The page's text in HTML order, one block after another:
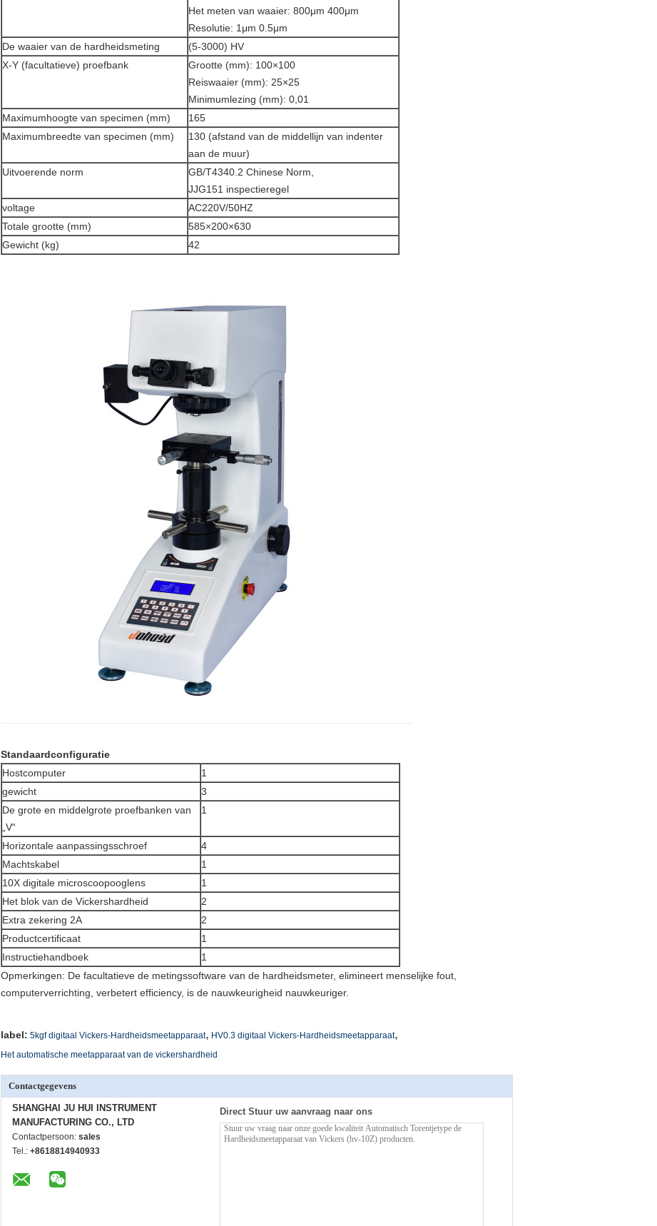
Het meten van waaier: 800μm 400μm
Resolutie: 1μm 0.5μm
De waaier van de hardheidsmeting
(5-3000) HV
X-Y (facultatieve) proefbank
Grootte (mm): 100×100
Reiswaaier (mm): 25×25
Minimumlezing (mm): 0,01
Maximumhoogte van specimen (mm)
165
Maximumbreedte van specimen (mm)
130 (afstand van de middellijn van indenter
aan de muur)
Uitvoerende norm
GB/T4340.2 Chinese Norm,
JJG151 inspectieregel
voltage
AC220V/50HZ
Totale grootte (mm)
585×200×630
Gewicht (kg)
42
Standaardconfiguratie
Hostcomputer
1
gewicht
3
De grote en middelgrote proefbanken van
„V“
1
Horizontale aanpassingsschroef
4
Machtskabel
1
10X digitale microscoopooglens
1
Het blok van de Vickershardheid
2
Extra zekering 2A
2
Productcertificaat
1
Instructiehandboek
1
Opmerkingen: De facultatieve de metingssoftware van de hardheidsmeter, elimineert menselijke fout,
computerverrichting, verbetert efficiency, is de nauwkeurigheid nauwkeuriger.
label: 5kgf digitaal Vickers-Hardheidsmeetapparaat, HV0.3 digitaal Vickers-Hardheidsmeetapparaat,
Het automatische meetapparaat van de vickershardheid
Contactgegevens
SHANGHAI JU HUI INSTRUMENT
MANUFACTURING CO., LTD
Contactpersoon: sales
Tel.: +8618814940933
Direct Stuur uw aanvraag naar ons